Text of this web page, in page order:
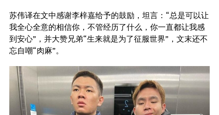
苏伟译在文中感谢李梓嘉给予的鼓励，坦言：“总是可以让
我全心全意的相信你，不管经历了什么，你一直都让我感
到安心”，并大赞兄弟“生来就是为了征服世界”，文末还不
忘自嘲“肉麻”。